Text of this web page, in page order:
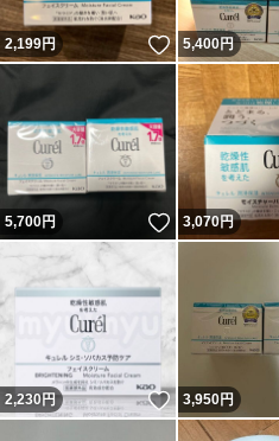
2,199円 いいね！
5,400円
5,700円 いいね！
3,070円
2,230円 いいね！
3,950円